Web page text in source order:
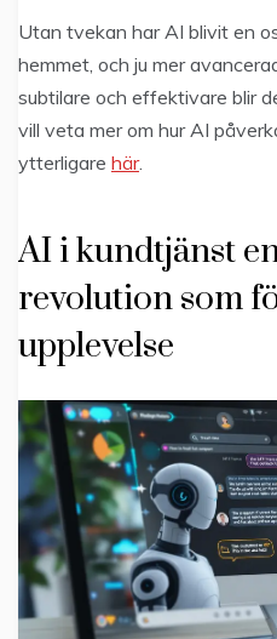
Utan tvekan har AI blivit en
hemmet, och ju mer
subtilare och effektivare blir
vill veta mer om hur AI
ytterligare här.
AI i kundtjänst
revolution som
upplevelse